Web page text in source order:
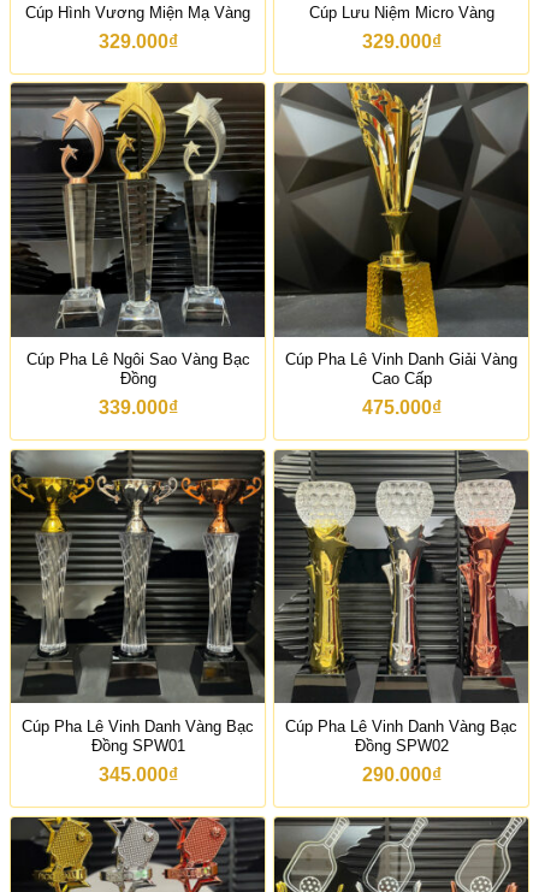
Cúp Hình Vương Miện Mạ Vàng
329.000₫
Cúp Lưu Niệm Micro Vàng
329.000₫
Cúp Pha Lê Ngôi Sao Vàng Bạc
Đồng
339.000₫
Cúp Pha Lê Vinh Danh Giải Vàng
Cao Cấp
475.000₫
Cúp Pha Lê Vinh Danh Vàng Bạc
Đồng SPW01
345.000₫
Cúp Pha Lê Vinh Danh Vàng Bạc
Đồng SPW02
290.000₫